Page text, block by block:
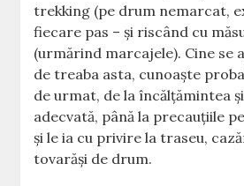
trekking (pe drum nemarcat,
fiecare pas – și riscând cu
(urmărind marcajele). Cine se
de treaba asta, cunoaște
de urmat, de la încălțămintea
adecvată, până la precauțiile
și le ia cu privire la traseu,
tovarăși de drum.